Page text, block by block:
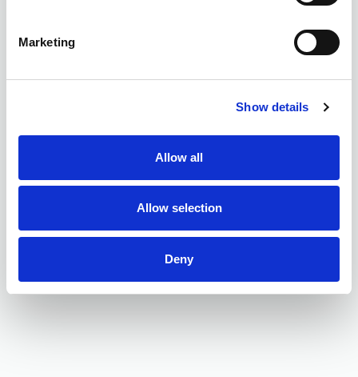
Marketing
Show details
Allow all
Allow selection
Deny